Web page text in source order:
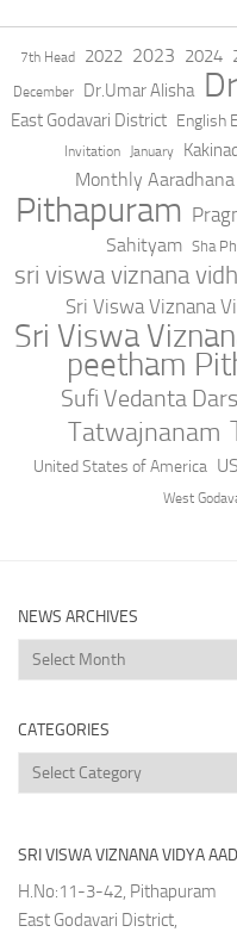
7th Head 2022 2023 2024
December Dr.Umar Alisha
East Godavari District English
Invitation January
Monthly Aaradhana
Pithapuram
Sahityam Sha
sri viswa viznana
Sri Viswa Viznana
Sri Viswa
peetham
Sufi Vedanta
Tatwajnanam
United States of America
West
NEWS ARCHIVES
News
Archives
CATEGORIES
Categories
SRI VISWA VIZNANA VIDYA
H.No:11-3-42, Pithapuram
East Godavari District,